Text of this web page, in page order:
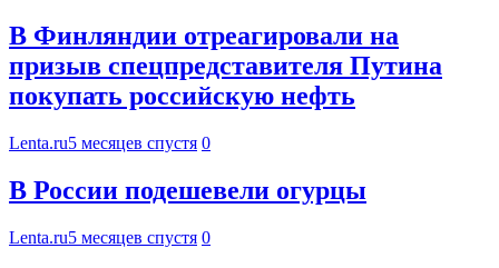
В Финляндии отреагировали на
призыв спецпредставителя Путина
покупать российскую нефть
Lenta.ru5 месяцев спустя 0
В России подешевели огурцы
Lenta.ru5 месяцев спустя 0